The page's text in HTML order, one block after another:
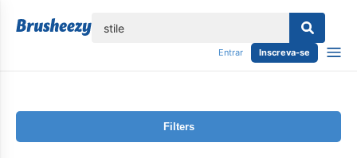
Entrar Inscreva-se
Filters